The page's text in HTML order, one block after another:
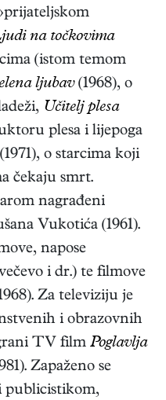
na točkovima
(istom temom
ljubav(1968), o
Učitelj plesa
plesa i lijepoga
(1971), o starcima koji
čekaju smrt.
nagrađeni
Vukotića (1961).
napose
i dr.) te filmove
Za televiziju je
i obrazovnih
TV film Poglavlja
Zapaženo se
publicistikom,